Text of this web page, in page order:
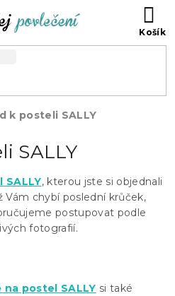
k posteli SALLY
SALLY
SALLY, kterou jste si objednali
Vám chybí poslední krůček,
postupovat podle
fotografií.
postel SALLY si také